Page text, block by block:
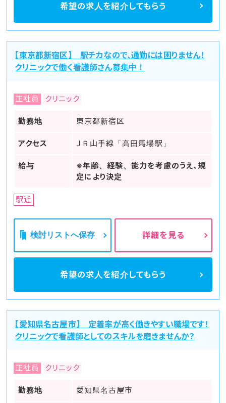
希望の求人を紹介してもらう
【東京都新宿区】 駅チカなので、通勤には困りません！
クリニックで働く看護師さん募集中！
正社員 クリニック
勤務地 東京都新宿区
アクセス ＪＲ山手線「高田馬場駅」
給与
※年齢、経験、能力を考慮のうえ、規
定により決定
駅近
検討リストへ保存 詳細を見る
希望の求人を紹介してもらう
【愛知県名古屋市】 定着率が高く働きやすい職場です！
クリニックで看護師としてのスキルを磨きませんか？
正社員 クリニック
勤務地 愛知県名古屋市